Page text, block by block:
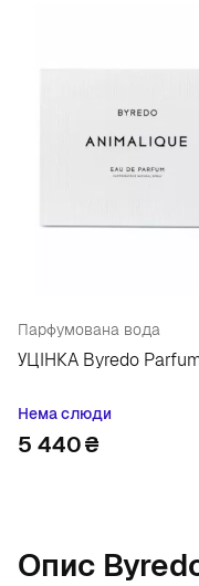
Парфумована вода
УЦІНКА Byredo
Нема слюди
5 440₴
Опис